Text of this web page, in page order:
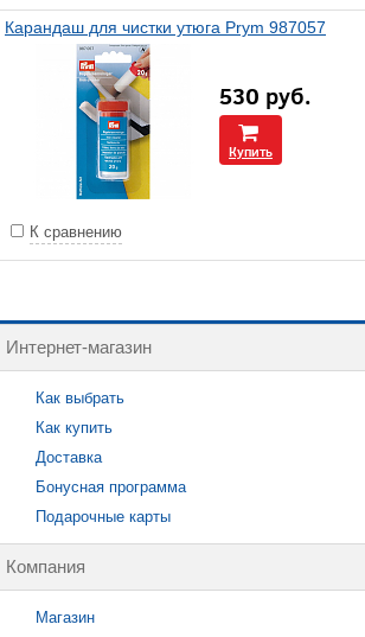
Карандаш для чистки утюга Prym 987057
530 руб.
Купить
К сравнению
Интернет-магазин
Как выбрать
Как купить
Доставка
Бонусная программа
Подарочные карты
Компания
Магазин